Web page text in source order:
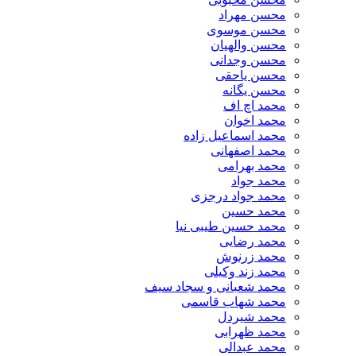
محسن مهراد
محسن موسوی
محسن والهیان
محسن وجدانی
محسن یاحقی
محسن یگانه
محمد اچ اف
محمد اخوان
محمد اسماعیل زاده
محمد اصفهانی
محمد بهرامی
محمد جواد
محمد جواد درجزی
محمد حسین
محمد حسین طیبی نیا
محمد رضایی
محمد زرنوش
محمد زند وکیلی
محمد شعبانی و سجاد سیف
محمد شهاب قاسمی
​محمد شیردل
محمد ظهرابی
محمد عبدالی